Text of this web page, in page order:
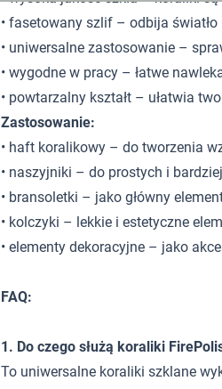
• fasetowany szlif – odbija
• uniwersalne zastosowanie –
• wygodne w pracy – łatwe
• powtarzalny kształt – ułatwia
Zastosowanie:
• haft koralikowy – do tworzenia
• naszyjniki – do prostych i
• bransoletki – jako główny
• kolczyki – lekkie i estetyczne
• elementy dekoracyjne – jako
FAQ:
1. Do czego służą koraliki
To uniwersalne koraliki szklane